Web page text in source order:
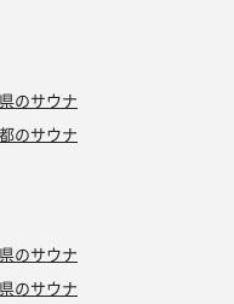
のサウナ
のサウナ
のサウナ
のサウナ